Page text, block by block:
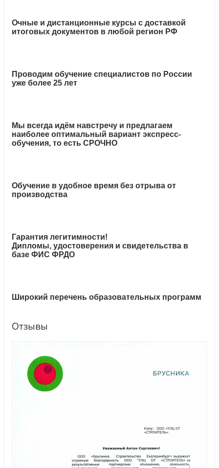
Очные и дистанционные курсы с доставкой
итоговых документов в любой регион РФ
Проводим обучение специалистов по России
уже более 25 лет
Мы всегда идём навстречу и предлагаем
наиболее оптимальный вариант экспресс-
обучения, то есть СРОЧНО
Обучение в удобное время без отрыва от
производства
Гарантия легитимности!
Дипломы, удостоверения и свидетельства в
базе ФИС ФРДО
Широкий перечень образовательных программ
Отзывы